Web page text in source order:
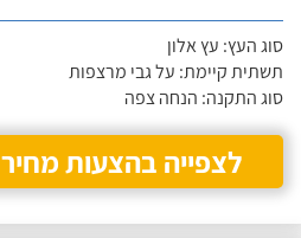
סוג העץ: עץ אלון
תשתית קיימת: על גבי מרצפות
סוג התקנה: הנחה צפה
לצפייה בהצעות מחיר